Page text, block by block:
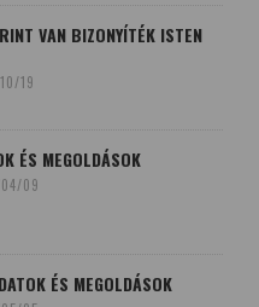
VAN BIZONYÍTÉK ISTEN
19
ÉS MEGOLDÁSOK
09
ÉS MEGOLDÁSOK